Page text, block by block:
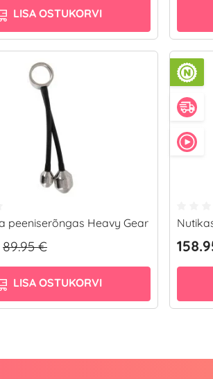
LISA OSTUKORVI
peeniserõngas Heavy Gear
89.95 €
LISA OSTUKORVI